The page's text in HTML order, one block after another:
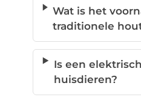
Wat is het
traditionele
Is een
huisdieren?